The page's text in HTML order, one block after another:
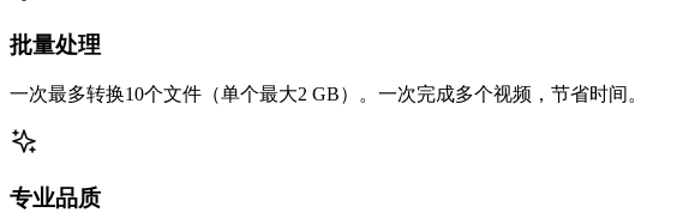
批量处理
一次最多转换10个文件（单个最大2 GB）。一次完成多个视频，节省时间。
专业品质